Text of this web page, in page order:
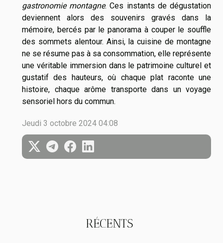
RÉCENTS
gastronomie montagne. Ces instants de dégustation
deviennent alors des souvenirs gravés dans la
mémoire, bercés par le panorama à couper le souffle
des sommets alentour. Ainsi, la cuisine de montagne
ne se résume pas à sa consommation, elle représente
une véritable immersion dans le patrimoine culturel et
gustatif des hauteurs, où chaque plat raconte une
histoire, chaque arôme transporte dans un voyage
sensoriel hors du commun.
Jeudi 3 octobre 2024 04:08